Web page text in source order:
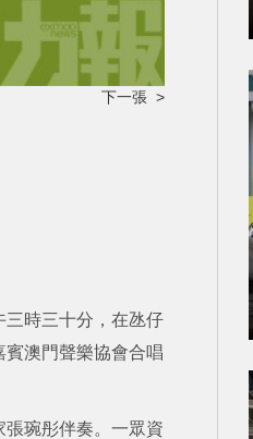
下一張 >
三時三十分，在氹仔
澳門聲樂協會合唱
琬彤伴奏。一眾資